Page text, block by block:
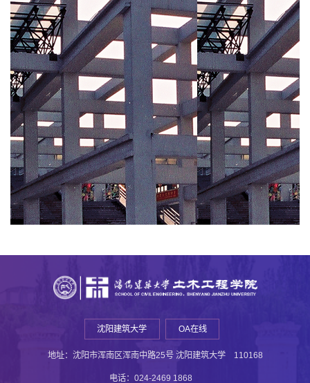
沈阳建筑大学 OA在线
地址：沈阳市浑南区浑南中路25号 沈阳建筑大学 110168
电话：024-2469 1868